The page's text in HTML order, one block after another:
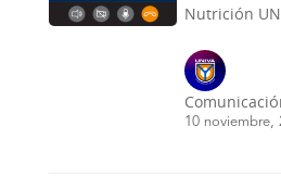
Nutrición
10 noviembre,